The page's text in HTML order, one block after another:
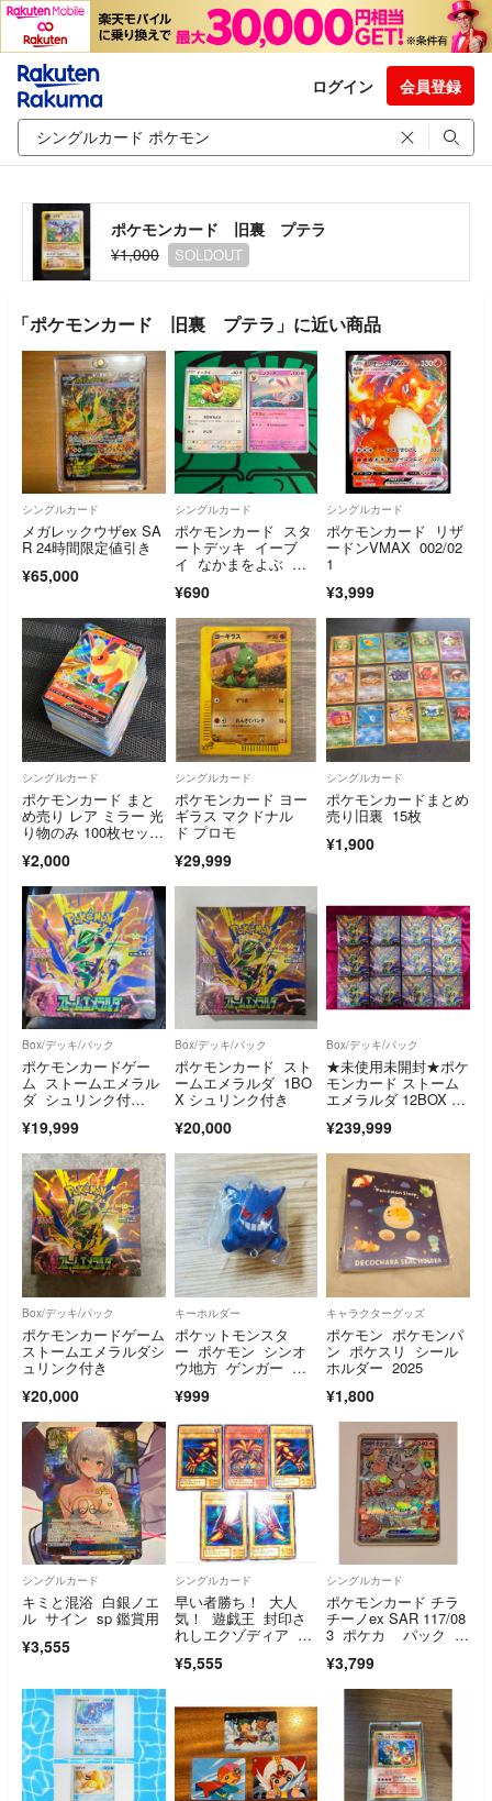
ログイン 会員登録
ポケモンカード 旧裏 プテラ
¥1,000
SOLDOUT
「ポケモンカード 旧裏 プテラ」に近い商品
シングルカード
メガレックウザex SA
R 24時間限定値引き
¥65,000
シングルカード
ポケモンカード スタ
ートデッキ イーブ
イ なかまをよぶ ニ
もり 各1枚
¥690
シングルカード
ポケモンカード リザ
ードンVMAX 002/02
1
¥3,999
シングルカード
ポケモンカード まと
め売り レア ミラー 光
り物のみ 100枚セッ
V ブイズ
¥2,000
シングルカード
ポケモンカード ヨー
ギラス マクドナル
ド プロモ
¥29,999
シングルカード
ポケモンカードまとめ
売り旧裏 15枚
¥1,900
Box/デッキ/パック
ポケモンカードゲー
ム ストームエメラル
ダ シュリンク付
¥19,999
Box/デッキ/パック
ポケモンカード スト
ームエメラルダ 1BO
X シュリンク付き
¥20,000
Box/デッキ/パック
★未使用未開封★ポケ
モンカード ストーム
エメラルダ 12BOX シ
¥239,999
Box/デッキ/パック
ポケモンカードゲーム
ストームエメラルダシ
ュリンク付き
¥20,000
キーホルダー
ポケットモンスタ
ー ポケモン シンオ
ウ地方 ゲンガー マ
ム 雑貨
¥999
キャラクターグッズ
ポケモン ポケモンパ
ン ポケスリ シール
ホルダー 2025
¥1,800
シングルカード
キミと混浴 白銀ノエ
ル サイン sp 鑑賞用
¥3,555
シングルカード
早い者勝ち！ 大人
気！ 遊戯王 封印さ
れしエクゾディア セ
ア
¥5,555
シングルカード
ポケモンカード チラ
チーノex SAR 117/08
3 ポケカ パック チ
¥3,799